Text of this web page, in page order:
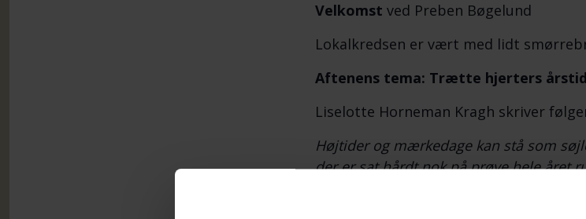
Velkomst ved Preben Bøgelund
Lokalkredsen er vært med lidt
Aftenens tema: Trætte hjerters
Liselotte Horneman Kragh skriver
Højtider og mærkedage kan stå som
der er sat hårdt nok på prøve hele året
Hvad kan hjælpe og
som regel blive kloge af hinandens